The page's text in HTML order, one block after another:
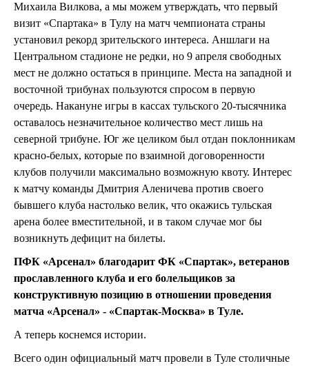
Михаила Вилкова, а мы можем утверждать, что первый
визит «Спартака» в Тулу на матч чемпионата страны
установил рекорд зрительского интереса. Аншлаги на
Центральном стадионе не редки, но 9 апреля свободных
мест не должно остаться в принципе. Места на западной и
восточной трибунах пользуются спросом в первую
очередь. Накануне игры в кассах тульского 20-тысячника
оставалось незначительное количество мест лишь на
северной трибуне. Юг же целиком был отдан поклонникам
красно-белых, которые по взаимной договоренности
клубов получили максимально возможную квоту. Интерес
к матчу команды Дмитрия Аленичева против своего
бывшего клуба настолько велик, что окажись тульская
арена более вместительной, и в таком случае мог бы
возникнуть дефицит на билеты.
ПФК «Арсенал» благодарит ФК «Спартак», ветеранов
прославленного клуба и его болельщиков за
конструктивную позицию в отношении проведения
матча «Арсенал» - «Спартак-Москва» в Туле.
А теперь коснемся истории.
Всего один официальный матч провели в Туле столичные